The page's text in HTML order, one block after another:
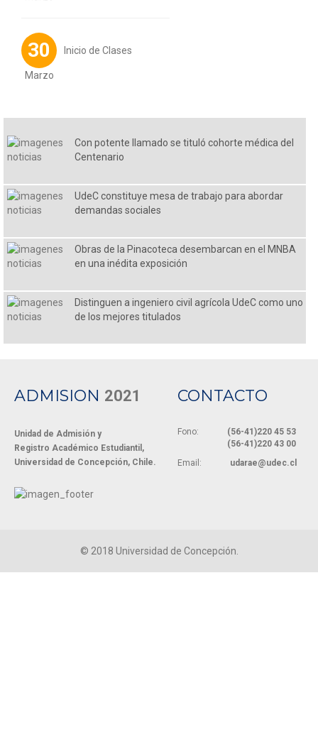
30
Marzo
Inicio de Clases
Con potente llamado se tituló cohorte médica del
Centenario
UdeC constituye mesa de trabajo para abordar
demandas sociales
Obras de la Pinacoteca desembarcan en el MNBA
en una inédita exposición
Distinguen a ingeniero civil agrícola UdeC como uno
de los mejores titulados
ADMISION 2021
Unidad de Admisión y
Registro Académico Estudiantil,
Universidad de Concepción, Chile.
CONTACTO
Fono:
(56-41)220 45 53
(56-41)220 43 00
Email:
udarae@udec.cl
© 2018 Universidad de Concepción.